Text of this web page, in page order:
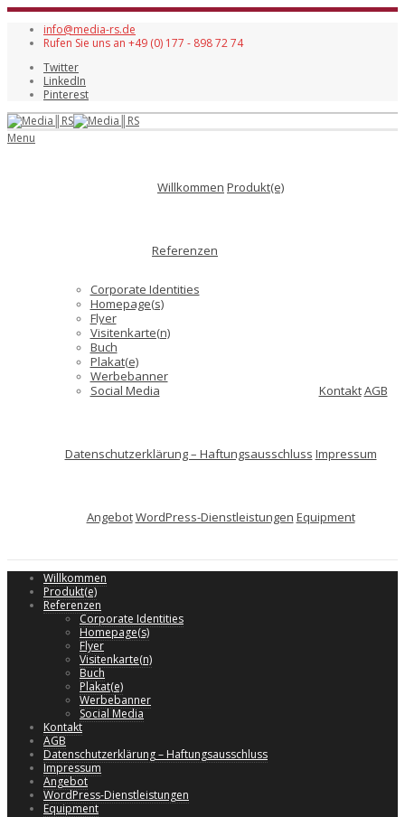
info@media-rs.de
Rufen Sie uns an +49 (0) 177 - 898 72 74
Twitter
LinkedIn
Pinterest
Menu
Willkommen Produkt(e)
Referenzen
Corporate Identities
Homepage(s)
Flyer
Visitenkarte(n)
Buch
Plakat(e)
Werbebanner
Social Media
KontaktAGB
Datenschutzerklärung – Haftungsausschluss Impressum
AngebotWordPress-Dienstleistungen Equipment
Willkommen
Produkt(e)
Referenzen
Corporate Identities
Homepage(s)
Flyer
Visitenkarte(n)
Buch
Plakat(e)
Werbebanner
Social Media
Kontakt
AGB
Datenschutzerklärung – Haftungsausschluss
Impressum
Angebot
WordPress-Dienstleistungen
Equipment